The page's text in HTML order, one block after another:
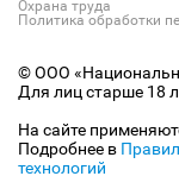
Охрана труда
Политика обработки
© ООО
Для лиц старше 18
На сайте
Подробнее в
технологий